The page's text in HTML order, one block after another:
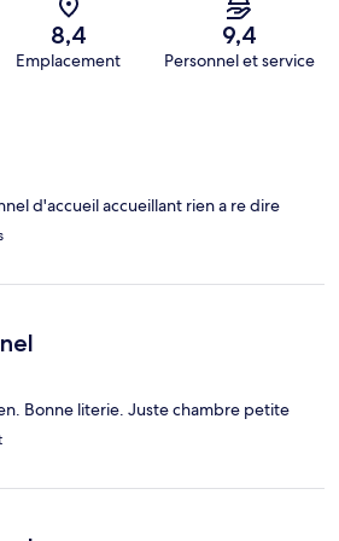
8,4
Emplacement
9,4
Personnel et service
d'accueil accueillant rien a re dire
Bonne literie. Juste chambre petite